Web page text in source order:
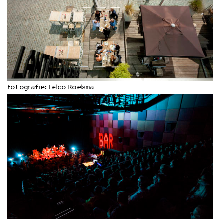
Fotografie: Eelco Roelsma